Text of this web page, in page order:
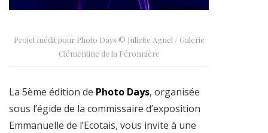
Projet inédit pour Photo Days © Juliette Agnel / Galerie
Clémentine de la Féronnière
La 5ème édition de Photo Days, organisée
sous l’égide de la commissaire d’exposition
Emmanuelle de l’Ecotais, vous invite à une